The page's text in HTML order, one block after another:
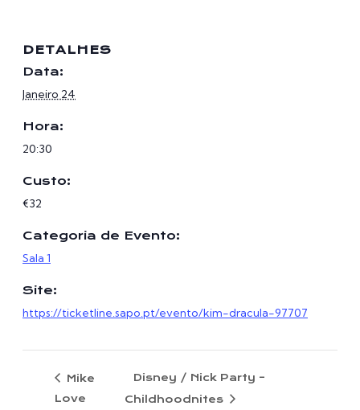
DETALHES
Data:
Janeiro 24
Hora:
20:30
Custo:
€32
Categoria de Evento:
Sala 1
Site:
https://ticketline.sapo.pt/evento/kim-dracula-97707
Mike
Love
Disney / Nick Party –
Childhoodnites